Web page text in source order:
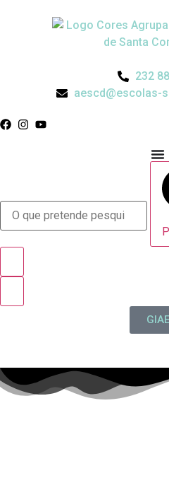
232
aescd@escolas-
GIAE